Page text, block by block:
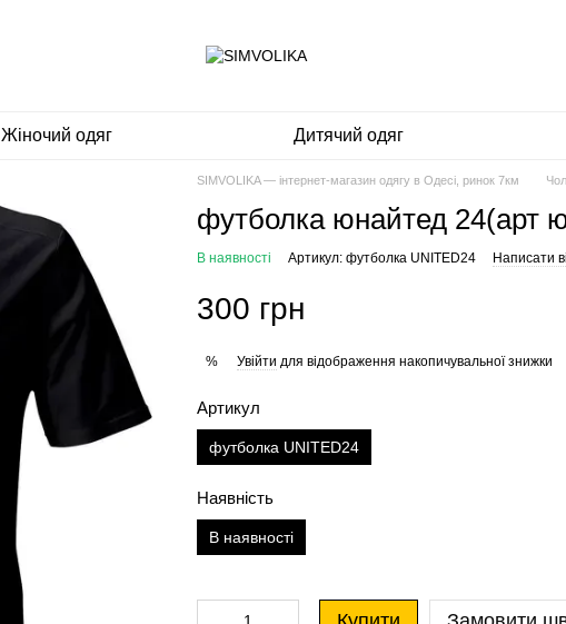
Жіночий одяг Дитячий одяг
SIMVOLIKA — інтернет-магазин одягу в Одесі, ринок 7км
футболка юнайтед 24(арт
В наявності Артикул: футболка UNITED24 Написати
300 грн
% Увійти для відображення накопичувальної знижки
Артикул
футболка UNITED24
Наявність
В наявності